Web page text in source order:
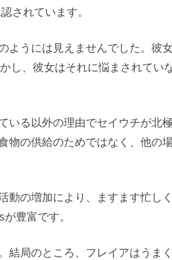
されています。
ようには見えませんでした。彼
し、彼女はそれに悩まされてい
いる以外の理由でセイウチが北
物の供給のためではなく、他の
動の増加により、ますます忙し
豊富です。
結局のところ、フレイアはうま